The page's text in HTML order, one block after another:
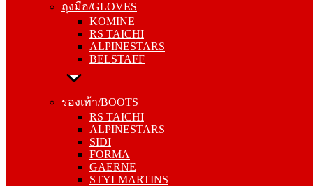
ถุงมือ/GLOVES
KOMINE
RS TAICHI
ALPINESTARS
BELSTAFF
รองเท้า/BOOTS
RS TAICHI
ALPINESTARS
SIDI
FORMA
GAERNE
STYLMARTINS
RS TAICHI
ALPINESTARS
BELSTAFF
รองเท้า/BOOTS
ALPINESTARS
SIDI
FORMA
GAERNE
STYLMARTINS